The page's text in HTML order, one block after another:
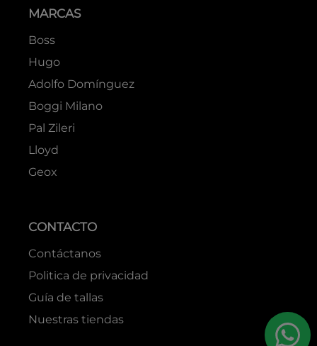
MARCAS
Boss
Hugo
Adolfo Domínguez
Boggi Milano
Pal Zileri
Lloyd
Geox
CONTACTO
Contáctanos
Politica de privacidad
Guía de tallas
Nuestras tiendas